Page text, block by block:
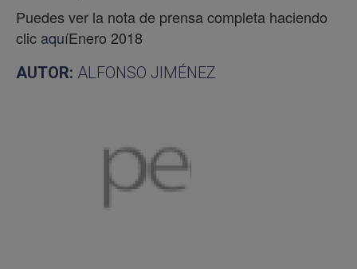
Puedes ver la nota de prensa completa haciendo
clic aquíEnero 2018
AUTOR: ALFONSO JIMÉNEZ